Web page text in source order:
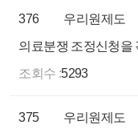
376
우리원제도
조회수 :5293
375
우리원제도